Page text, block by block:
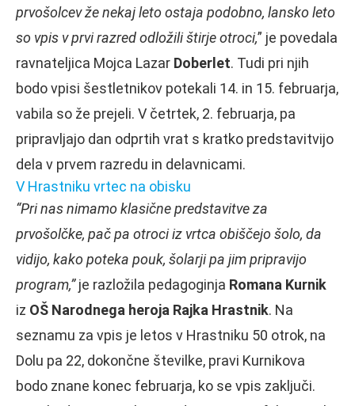
prvošolcev že nekaj leto ostaja podobno, lansko leto
so vpis v prvi razred odložili štirje otroci,” je povedala
ravnateljica Mojca Lazar Doberlet. Tudi pri njih
bodo vpisi šestletnikov potekali 14. in 15. februarja,
vabila so že prejeli. V četrtek, 2. februarja, pa
pripravljajo dan odprtih vrat s kratko predstavitvijo
dela v prvem razredu in delavnicami.
V Hrastniku vrtec na obisku
“Pri nas nimamo klasične predstavitve za
prvošolčke, pač pa otroci iz vrtca obiščejo šolo, da
vidijo, kako poteka pouk, šolarji pa jim pripravijo
program,”je razložila pedagoginja Romana Kurnik
iz OŠ Narodnega heroja Rajka Hrastnik. Na
seznamu za vpis je letos v Hrastniku 50 otrok, na
Dolu pa 22, dokončne številke, pravi Kurnikova
bodo znane konec februarja, ko se vpis zaključi.